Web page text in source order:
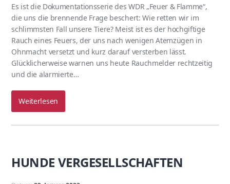
Es ist die Dokumentationsserie des WDR „Feuer & Flamme“,
die uns die brennende Frage beschert: Wie retten wir im
schlimmsten Fall unsere Tiere? Meist ist es der hochgiftige
Rauch eines Feuers, der uns nach wenigen Atemzügen in
Ohnmacht versetzt und kurz darauf versterben lässt.
Glücklicherweise warnen uns heute Rauchmelder rechtzeitig
und die alarmierte…
Weiterlesen
HUNDE VERGESELLSCHAFTEN